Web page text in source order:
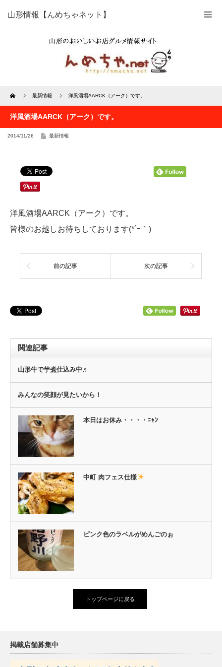
山形情報【んめちゃネット】
Home 最新情報 洋風酒場AARCK（アーク）です。
洋風酒場AARCK（アーク）です。
2014/11/26 最新情報
洋風酒場AARCK（アーク）です。
皆様のお越しお待ちしております(*´ｰ｀)ゞ
前の記事 次の記事
関連記事
山形牛で芋煮仕込み中♬
みんなの笑顔が見たいから！
本日はお休み・・・・ﾆｬﾝ
中町 肉フェス仕様
ピンク色のラベルがめんごのぉ
トップページに戻る
掲載店舗募集中